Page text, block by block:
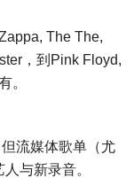
The The,
，到Pink Floyd,
。
流媒体歌单（尤
与新录音。